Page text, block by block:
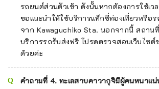
รถยนต์ส่วนตัวเข้า ดังนั้นหากต้องการใช้เว
ขอแนะนำให้ใช้บริการแท็กซี่ท่องเที่ยวหรือร
จาก Kawaguchiko Sta. นอกจากนี้ สถาน
บริการรถรับส่งฟรี โปรดตรวจสอบเว็บไซ
ด้วยค่ะ
คำถามที่ 4. ทะเลสาบคาวากุจิมีผู้คนหนาแ